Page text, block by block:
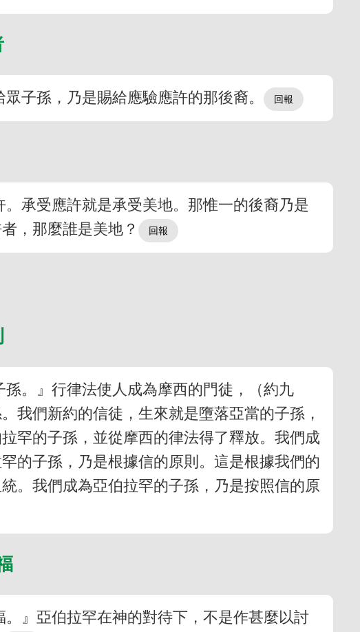
子孫，乃是賜給應驗應許的那後裔。
承受應許就是承受美地。那惟一的後裔乃是
，那麼誰是美地？
。』行律法使人成為摩西的門徒，（約九
我們新約的信徒，生來就是墮落亞當的子孫，
罕的子孫，並從摩西的律法得了釋放。我們成
的子孫，乃是根據信的原則。這是根據我們的
。我們成為亞伯拉罕的子孫，乃是按照信的原
』亞伯拉罕在神的對待下，不是作甚麼以討